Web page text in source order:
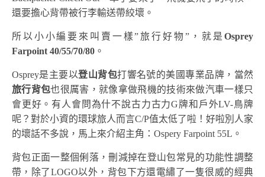
還要擔心背帶被行李輸送帶絞壞。
所以小小編要來叫賣一樣”旅行好物”，就是 Osprey
Farpoint 40/55/70/80 。
Osprey是主要以登山背包打響名號的美國專業品牌，當然
旅行背包也很厲害，就像拿做飛機的技術來做汽車一樣只
會更好。有人會問為什不說古力古力G牌和戶外LV-鳥牌
呢？對於小資的環球旅人而言C/P值太低了啦！好啦別人家
的壞話不多說，馬上來介紹主角：Ospery Farpoint 55L。
背包正面一整個俐落，刪減掉在登山包常見的功能性調整
帶，除了LOGO以外，背包下方還電繡了一隻很威的經典